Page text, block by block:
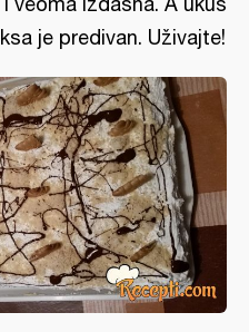
je predivan. Uživajte!